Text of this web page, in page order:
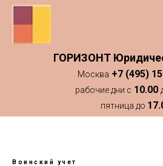
ГОРИЗОНТ
Москва +7 (495)
рабочие дни с 10.00
пятница до
Воинский учет